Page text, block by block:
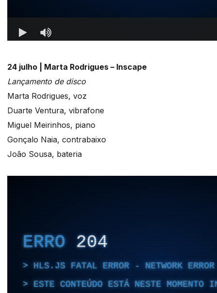
24 julho | Marta Rodrigues – Inscape
Lançamento de disco
Marta Rodrigues, voz
Duarte Ventura, vibrafone
Miguel Meirinhos, piano
Gonçalo Naia, contrabaixo
João Sousa, bateria